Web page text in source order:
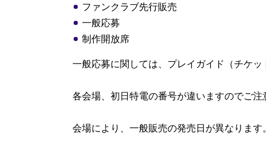
ファンクラブ先行販売
一般応募
制作開放席
一般応募に関しては、プレイガイド（チケ
各会場、初日特電の番号が違いますのでご注
会場により、一般販売の発売日が異なります